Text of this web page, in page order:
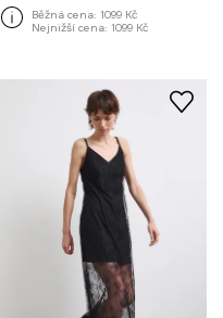
Běžná cena: 1099 Kč
Nejnižší cena: 1099 Kč